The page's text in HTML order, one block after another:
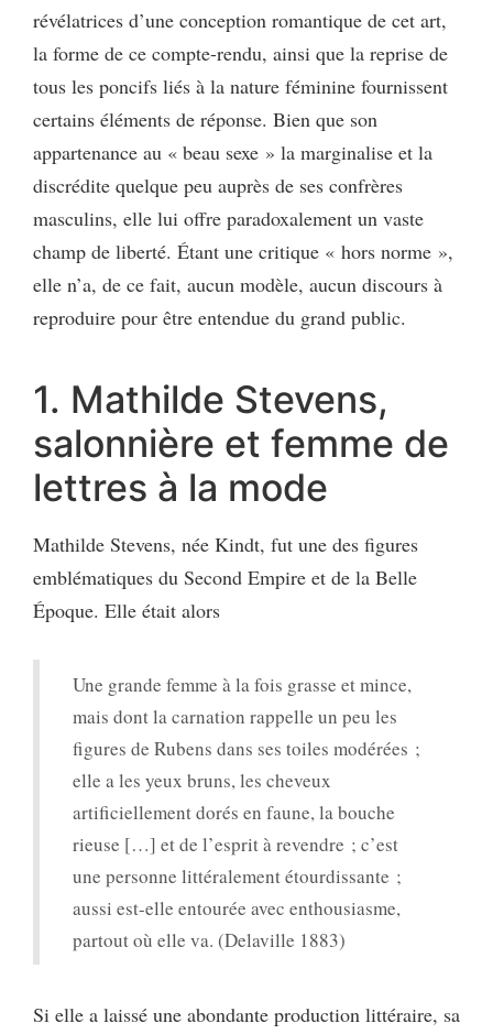
révélatrices d’une conception romantique de cet art,
la forme de ce compte-rendu, ainsi que la reprise de
tous les poncifs liés à la nature féminine fournissent
certains éléments de réponse. Bien que son
appartenance au « beau sexe » la marginalise et la
discrédite quelque peu auprès de ses confrères
masculins, elle lui offre paradoxalement un vaste
champ de liberté. Étant une critique « hors norme »,
elle n’a, de ce fait, aucun modèle, aucun discours à
reproduire pour être entendue du grand public.
1. Mathilde Stevens,
salonnière et femme de
lettres à la mode
Mathilde Stevens, née Kindt, fut une des figures
emblématiques du Second Empire et de la Belle
Époque. Elle était alors
Une grande femme à la fois grasse et mince,
mais dont la carnation rappelle un peu les
figures de Rubens dans ses toiles modérées ;
elle a les yeux bruns, les cheveux
artificiellement dorés en faune, la bouche
rieuse […] et de l’esprit à revendre ; c’est
une personne littéralement étourdissante ;
aussi est-elle entourée avec enthousiasme,
partout où elle va. (Delaville 1883)
Si elle a laissé une abondante production littéraire, sa